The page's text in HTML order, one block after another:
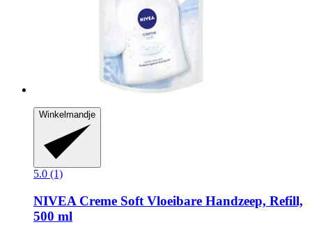
Winkelmandje
5.0 (1)
NIVEA Creme Soft Vloeibare Handzeep, Refill,
500 ml